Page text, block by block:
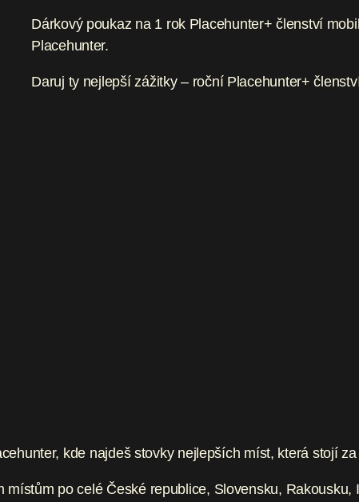
Dárkový poukaz na 1 rok Placehunter+ členství
Placehunter.
Daruj ty nejlepší zážitky – roční Placehunter+
kde najdeš stovky nejlepších míst, která stojí za
po celé České republice, Slovensku, Rakousku,